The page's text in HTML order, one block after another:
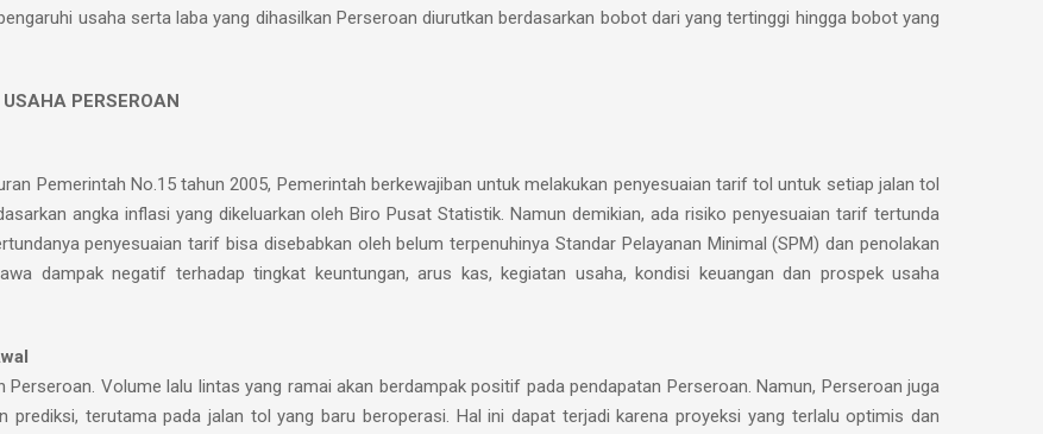
usaha serta laba yang dihasilkan Perseroan diurutkan berdasarkan bobot dari yang tertinggi hingga bobot yang
PERSEROAN
Pemerintah No.15 tahun 2005, Pemerintah berkewajiban untuk melakukan penyesuaian tarif tol untuk setiap jalan tol
angka inflasi yang dikeluarkan oleh Biro Pusat Statistik. Namun demikian, ada risiko penyesuaian tarif tertunda
penyesuaian tarif bisa disebabkan oleh belum terpenuhinya Standar Pelayanan Minimal (SPM) dan penolakan
dampak negatif terhadap tingkat keuntungan, arus kas, kegiatan usaha, kondisi keuangan dan prospek usaha
Volume lalu lintas yang ramai akan berdampak positif pada pendapatan Perseroan. Namun, Perseroan juga
prediksi, terutama pada jalan tol yang baru beroperasi. Hal ini dapat terjadi karena proyeksi yang terlalu optimis dan